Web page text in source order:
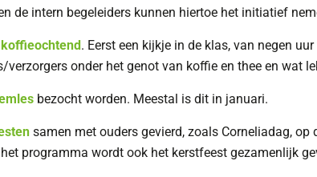
de intern begeleiders kunnen hiertoe het initiatief
koffieochtend. Eerst een kijkje in de klas, van negen
onder het genot van koffie en thee en wat
bezocht worden. Meestal is dit in januari.
samen met ouders gevierd, zoals Corneliadag, op
programma wordt ook het kerstfeest gezamenlijk